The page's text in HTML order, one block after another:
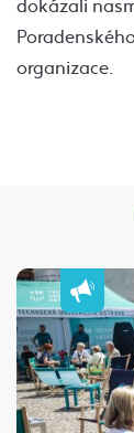
dokázali
organizace.